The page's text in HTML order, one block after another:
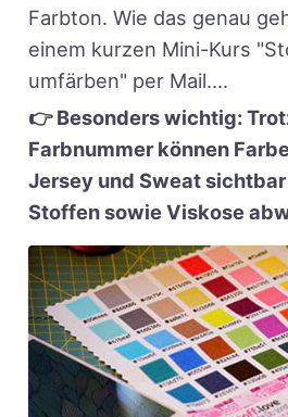
Farbton. Wie das genau
einem kurzen Mini-Kurs
umfärben" per Mail....
👉 Besonders wichtig:
Farbnummer können
Jersey und Sweat
Stoffen sowie Viskose